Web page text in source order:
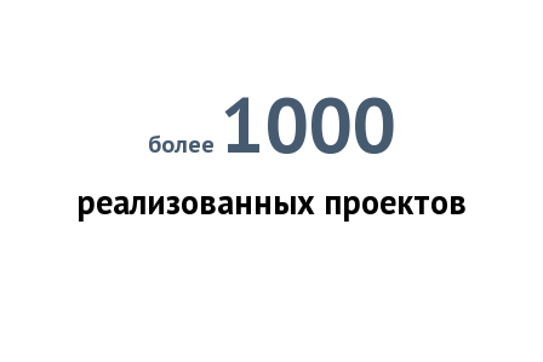
более 1000
реализованных проектов